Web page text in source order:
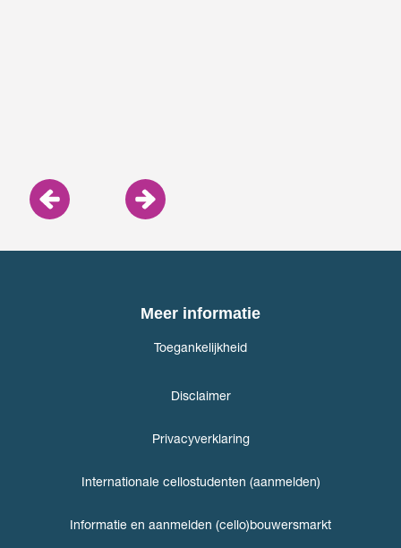
Meer informatie
Toegankelijkheid
Disclaimer
Privacyverklaring
Internationale cellostudenten (aanmelden)
Informatie en aanmelden (cello)bouwersmarkt